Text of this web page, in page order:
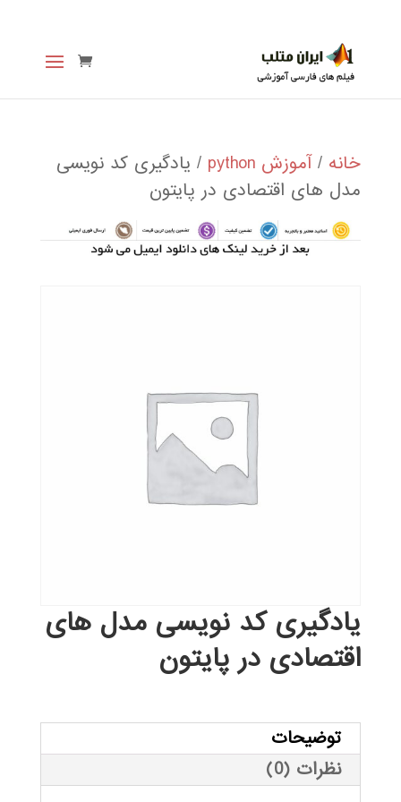
خانه /آموزش python
/ یادگیری کد نویسی
مدل های اقتصادی در پایتون
یادگیری کد نویسی مدل های
اقتصادی در پایتون
توضیحات
نظرات (0)